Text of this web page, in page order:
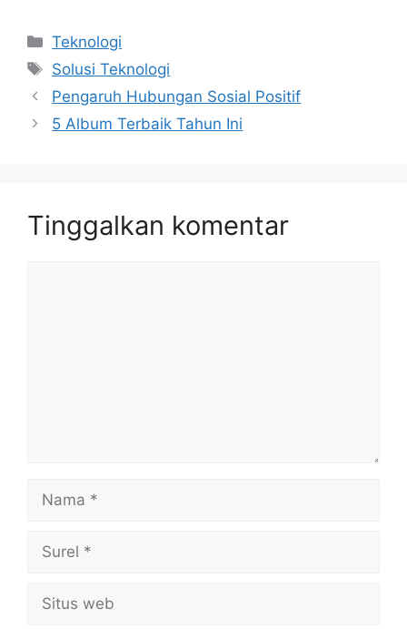
Kategori
Teknologi
Tag
Solusi Teknologi
Pengaruh Hubungan Sosial Positif
5 Album Terbaik Tahun Ini
Tinggalkan komentar
Nama
Surel
Situs
web